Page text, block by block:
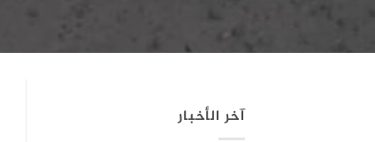
آخر الأخبار